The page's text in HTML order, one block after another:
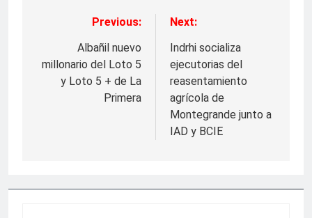
Navegación
entradas
Previous:
Albañil nuevo
millonario del Loto 5
y Loto 5 + de La
Primera
Next:
Indrhi socializa
ejecutorias del
reasentamiento
agrícola de
Montegrande junto a
IAD y BCIE